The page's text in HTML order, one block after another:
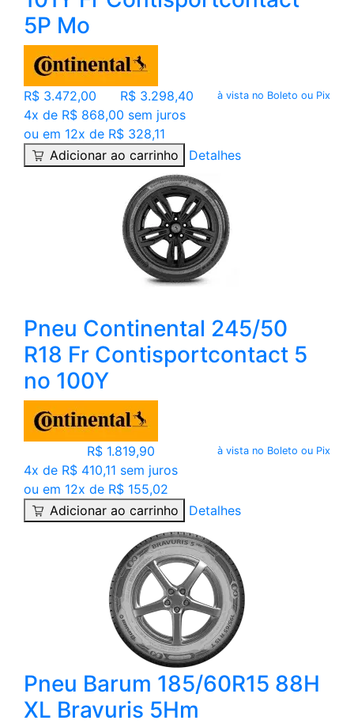
5P Mo
R$ 3.472,00 R$ 3.298,40 à vista no Boleto ou Pix
4x de R$ 868,00 sem juros
ou em 12x de R$ 328,11
Adicionar ao carrinho
Detalhes
Pneu Continental 245/50
R18 Fr Contisportcontact 5
no 100Y
R$ 1.819,90 à vista no Boleto ou Pix
4x de R$ 410,11 sem juros
ou em 12x de R$ 155,02
Adicionar ao carrinho
Detalhes
Pneu Barum 185/60R15 88H
XL Bravuris 5Hm